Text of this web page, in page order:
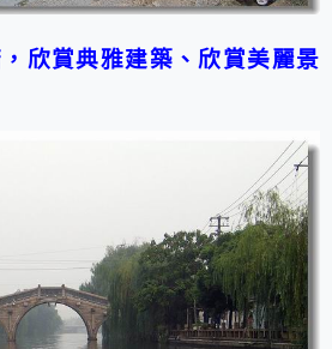
欣賞典雅建築、欣賞美麗景